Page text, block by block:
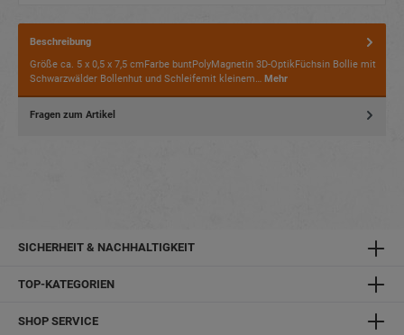
Beschreibung
Größe ca. 5 x 0,5 x 7,5 cmFarbe buntPolyMagnetin 3D-OptikFüchsin Bollie mit
Schwarzwälder Bollenhut und Schleifemit kleinem… Mehr
Fragen zum Artikel
SICHERHEIT & NACHHALTIGKEIT
TOP-KATEGORIEN
SHOP SERVICE